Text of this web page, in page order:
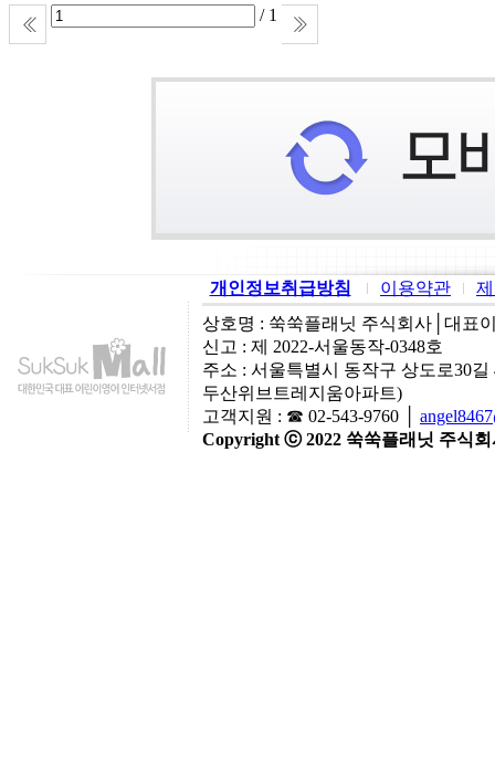
/ 1
개인정보취급방침 이용약관
상호명 : 쑥쑥플래닛 주식회사│대표
신고 : 제 2022-서울동작-0348호
주소 : 서울특별시 동작구 상도로30
두산위브트레지움아파트)
고객지원 : ☎ 02-543-9760 │
Copyright ⓒ 2022 쑥쑥플래닛 주식회